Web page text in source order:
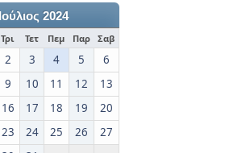
Ιούλιος 2024
Τρι Τετ Πεμ Παρ Σαβ
2 3 4 5
6
9 10 11 12
13
16 17 18 19
20
23 24 25 26
27